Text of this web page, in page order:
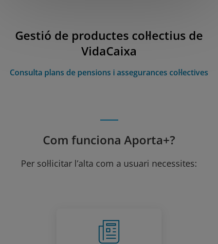
Gestió de productes col·lectius de
VidaCaixa
Consulta plans de pensions i assegurances col·lectives
Com funciona Aporta+?
Per sol·licitar l’alta com a usuari necessites: